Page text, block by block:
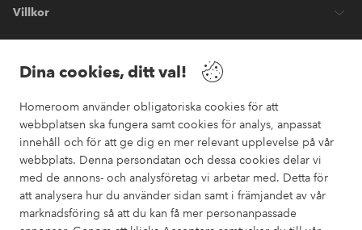
Dina cookies, ditt val!
Homeroom använder obligatoriska cookies för att
webbplatsen ska fungera samt cookies för analys, anpassat
innehåll och för att ge dig en mer relevant upplevelse på vår
webbplats. Denna persondatan och dessa cookies delar vi
med de annons- och analysföretag vi arbetar med. Detta för
att analysera hur du använder sidan samt i främjandet av vår
marknadsföring så att du kan få mer personanpassade
Villkor
Säkra betalningar
Vill du veta mer om våra betalalternativ ?
elpy